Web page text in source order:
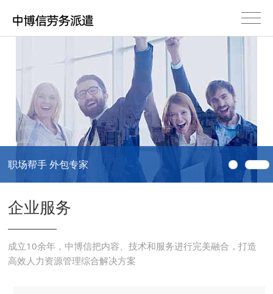
职场帮手 外包专家
企业服务
成立10余年，中博信把内容、技术和服务进行完美融合，打造
高效人力资源管理综合解决方案